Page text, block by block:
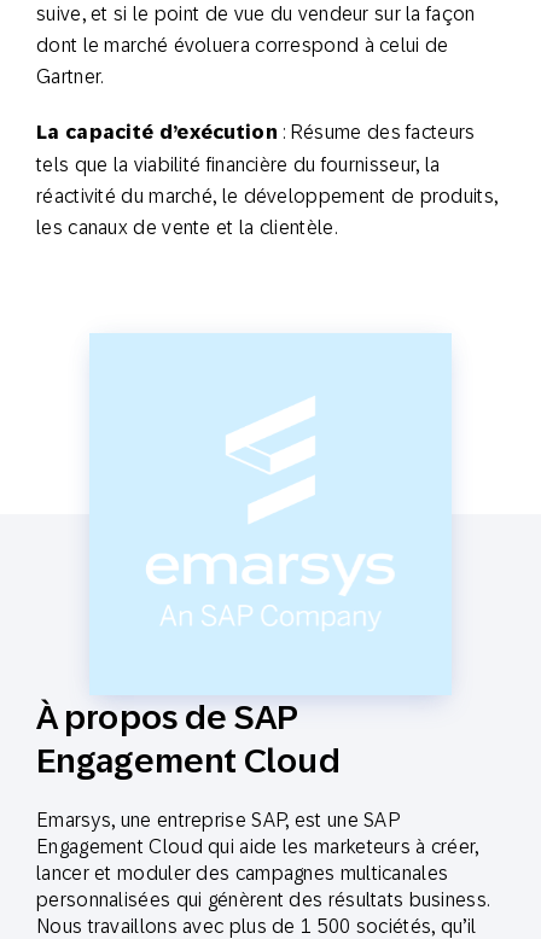
suive, et si le point de vue du vendeur sur la façon
dont le marché évoluera correspond à celui de
Gartner.
La capacité d’exécution : Résume des facteurs
tels que la viabilité financière du fournisseur, la
réactivité du marché, le développement de produits,
les canaux de vente et la clientèle.
À propos de SAP
Engagement Cloud
Emarsys, une entreprise SAP, est une SAP
Engagement Cloud qui aide les marketeurs à créer,
lancer et moduler des campagnes multicanales
personnalisées qui génèrent des résultats business.
Nous travaillons avec plus de 1 500 sociétés, qu’il